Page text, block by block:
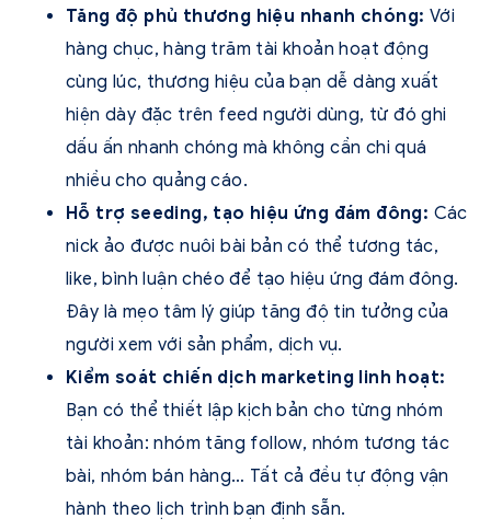
Tăng độ phủ thương hiệu nhanh chóng: Với
hàng chục, hàng trăm tài khoản hoạt động
cùng lúc, thương hiệu của bạn dễ dàng xuất
hiện dày đặc trên feed người dùng, từ đó ghi
dấu ấn nhanh chóng mà không cần chi quá
nhiều cho quảng cáo.
Hỗ trợ seeding, tạo hiệu ứng đám đông: Các
nick ảo được nuôi bài bản có thể tương tác,
like, bình luận chéo để tạo hiệu ứng đám đông.
Đây là mẹo tâm lý giúp tăng độ tin tưởng của
người xem với sản phẩm, dịch vụ.
Kiểm soát chiến dịch marketing linh hoạt:
Bạn có thể thiết lập kịch bản cho từng nhóm
tài khoản: nhóm tăng follow, nhóm tương tác
bài, nhóm bán hàng… Tất cả đều tự động vận
hành theo lịch trình bạn định sẵn.